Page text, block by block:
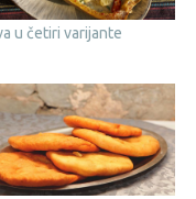
u četiri varijante